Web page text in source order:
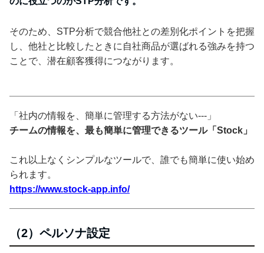
そのため、STP分析で競合他社との差別化ポイントを把握
し、他社と比較したときに自社商品が選ばれる強みを持つ
ことで、潜在顧客獲得につながります。
「社内の情報を、簡単に管理する方法がない---」
チームの情報を、最も簡単に管理できるツール「Stock」
これ以上なくシンプルなツールで、誰でも簡単に使い始め
られます。
https://www.stock-app.info/
（2）ペルソナ設定